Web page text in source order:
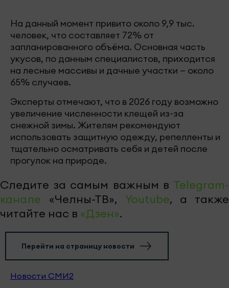
На данный момент привито около 9,9 тыс.
человек, что составляет 72% от
запланированного объёма. Основная часть
укусов, по данным специалистов, приходится
на лесные массивы и дачные участки — около
65% случаев.
Эксперты отмечают, что в 2026 году возможно
увеличение численности клещей из-за
снежной зимы. Жителям рекомендуют
использовать защитную одежду, репелленты и
тщательно осматривать себя и детей после
прогулок на природе.
Следите за самым важным в Telegram-
канале «Челны-ТВ», Youtube, а также
читайте нас в «Дзен».
Перейти на страницу новости
Новости СМИ2